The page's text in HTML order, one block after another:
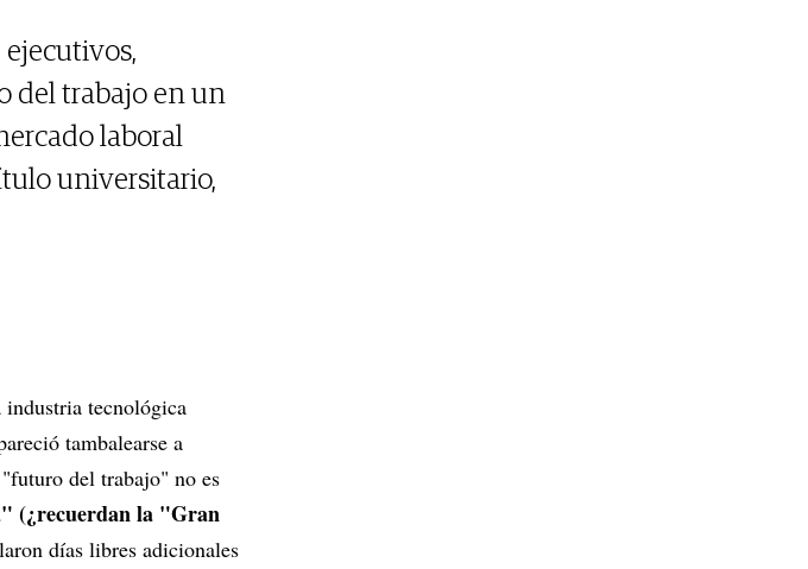
ejecutivos,
del trabajo en un
laboral
universitario,
industria tecnológica
tambalearse a
del trabajo" no es
(¿recuerdan la "Gran
días libres adicionales